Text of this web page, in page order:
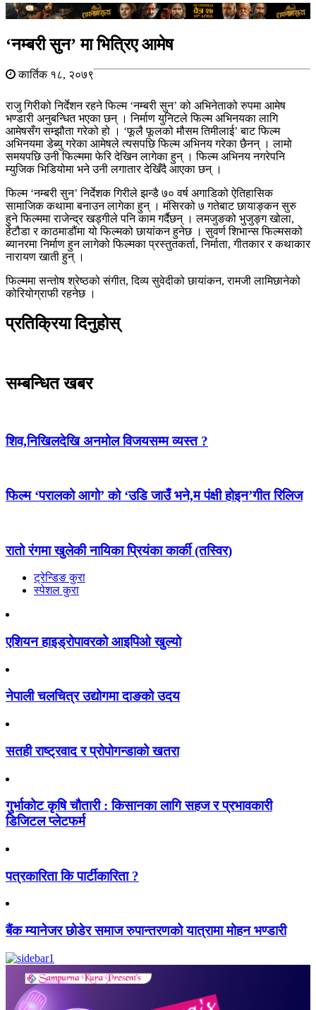
‘नम्बरी सुन’ मा भित्रिए आमेष
कार्तिक १८, २०७९
राजु गिरीको निर्देशन रहने फिल्म ‘नम्बरी सुन’ को अभिनेताको रुपमा आमेष
भण्डारी अनुबन्धित भएका छन् । निर्माण युनिटले फिल्म अभिनयका लागि
आमेषसँग सम्झौता गरेको हो । ‘फूलै फूलको मौसम तिमीलाई’ बाट फिल्म
अभिनयमा डेब्यु गरेका आमेषले त्यसपछि फिल्म अभिनय गरेका छैनन् । लामो
समयपछि उनी फिल्ममा फेरि देखिन लागेका हुन् । फिल्म अभिनय नगरेपनि
म्युजिक भिडियोमा भने उनी लगातार देखिँदै आएका छन् ।
फिल्म ‘नम्बरी सुन’ निर्देशक गिरीले झन्डै ७० वर्ष अगाडिको ऐतिहासिक
सामाजिक कथामा बनाउन लागेका हुन् । मंसिरको ७ गतेबाट छायाङ्कन सुरु
हुने फिल्ममा राजेन्द्र खड्गीले पनि काम गर्दैछन् । लमजुङको भुजुङ्ग खोला,
हेटौडा र काठमाडौंमा यो फिल्मको छायांकन हुनेछ । सुवर्ण शिभान्स फिल्मसको
ब्यानरमा निर्माण हुन लागेको फिल्मका प्रस्तुतकर्ता, निर्माता, गीतकार र कथाकार
नारायण खाती हुन् ।
फिल्ममा सन्तोष श्रेष्ठको संगीत, दिव्य सुवेदीको छायांकन, रामजी लामिछानेको
कोरियोग्राफी रहनेछ ।
प्रतिक्रिया दिनुहोस्
सम्बन्धित खबर
शिव,निखिलदेखि अनमोल विजयसम्म व्यस्त ?
फिल्म ‘परालको आगो’ को ‘उडि जाउँ भने,म पंक्षी होइन’गीत रिलिज
रातो रंगमा खुलेकी नायिका प्रियंका कार्की (तस्विर)
ट्रेन्डिङ कुरा
स्पेशल कुरा
एशियन हाइड्रोपावरको आइपिओ खुल्यो
नेपाली चलचित्र उद्योगमा दाङको उदय
सतही राष्ट्रवाद र प्रोपोगन्डाको खतरा
गुर्भाकोट कृषि चौतारी : किसानका लागि सहज र प्रभावकारी
डिजिटल प्लेटफर्म
पत्रकारिता कि पार्टीकारिता ?
बैंक म्यानेजर छोडेर समाज रुपान्तरणको यात्रामा मोहन भण्डारी